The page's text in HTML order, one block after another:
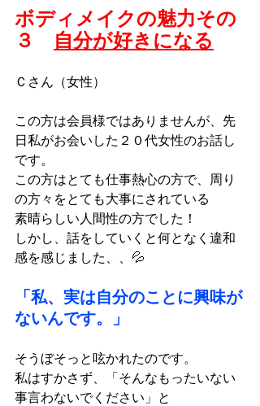
ボディメイクの魅力その
３
自分が好きになる
Ｃさん（女性）
この方は会員様ではありませんが、先
日私がお会いした２０代女性のお話し
です。
この方はとても仕事熱心の方で、周り
の方々をとても大事にされている
素晴らしい人間性の方でした！
しかし、話をしていくと何となく違和
感を感じました、、💦
「私、実は自分のことに興味が
ないんです。」
そうぼそっと呟かれたのです。
私はすかさず、「そんなもったいない
事言わないでください」と